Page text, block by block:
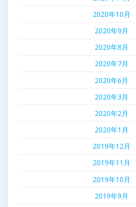
2020年10月
2020年9月
2020年8月
2020年7月
2020年6月
2020年3月
2020年2月
2020年1月
2019年12月
2019年11月
2019年10月
2019年9月